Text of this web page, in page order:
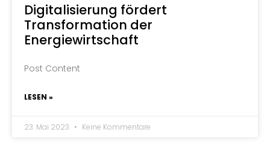
Digitalisierung fördert
Transformation der
Energiewirtschaft
Post Content
LESEN »
23. Mai 2023 Keine Kommentare